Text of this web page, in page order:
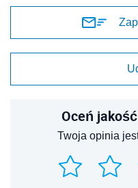
Oceń
Twoja opinia